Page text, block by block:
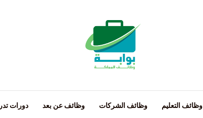
وظائف التعليم وظائف الشركات وظائف عن بعد دورات